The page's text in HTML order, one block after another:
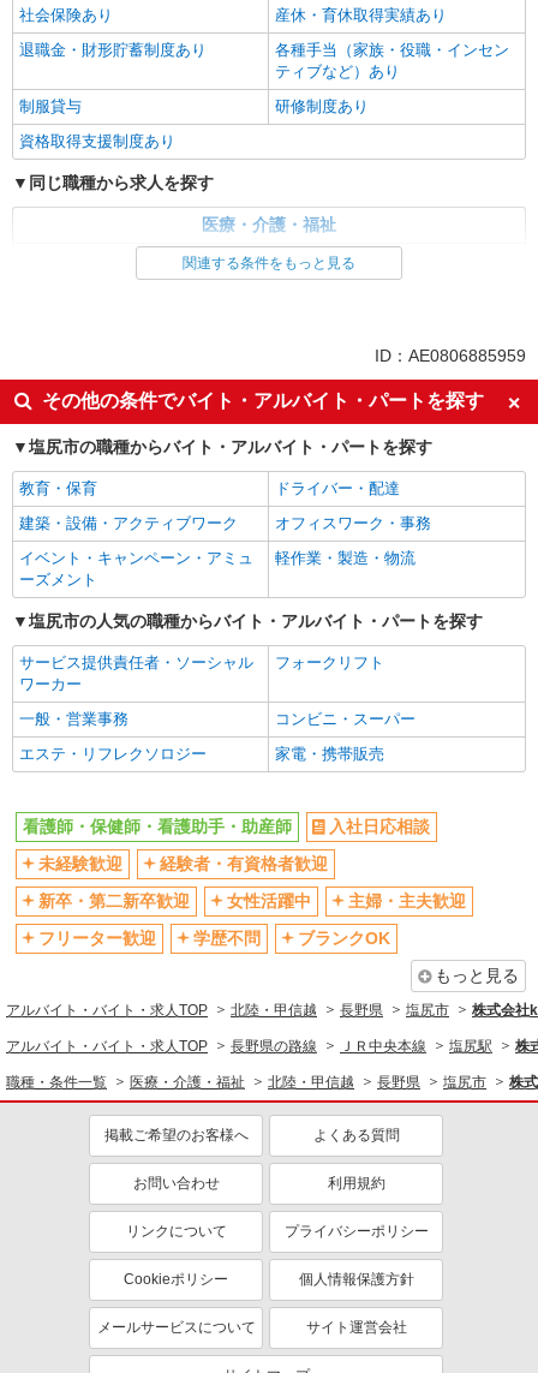
社会保険あり
産休・育休取得実績あり
退職金・財形貯蓄制度あり
各種手当（家族・役職・インセン
ティブなど）あり
制服貸与
研修制度あり
資格取得支援制度あり
同じ職種から求人を探す
医療・介護・福祉
看護師・保健師・看護助手・助産師
ボーナス・賞与あり
車通勤OK
交通費支給
社会保険あり
産休・育休取得実績あり
関連する条件をもっと見る
ID：AE0806885959
その他の条件でバイト・アルバイト・パートを探す
塩尻市の職種からバイト・アルバイト・パートを探す
教育・保育
ドライバー・配達
建築・設備・アクティブワーク
オフィスワーク・事務
イベント・キャンペーン・アミュ
ーズメント
軽作業・製造・物流
塩尻市の人気の職種からバイト・アルバイト・パートを探す
サービス提供責任者・ソーシャル
ワーカー
フォークリフト
一般・営業事務
コンビニ・スーパー
エステ・リフレクソロジー
家電・携帯販売
看護師・保健師・看護助手・助産師
入社日応相談
未経験歓迎
経験者・有資格者歓迎
新卒・第二新卒歓迎
女性活躍中
主婦・主夫歓迎
フリーター歓迎
学歴不問
ブランクOK
もっと見る
アルバイト・バイト・求人TOP 北陸・甲信越 長野県 塩尻市 株式会社
アルバイト・バイト・求人TOP 長野県の路線 ＪＲ中央本線 塩尻駅 株
職種・条件一覧 医療・介護・福祉 北陸・甲信越 長野県 塩尻市 株
掲載ご希望のお客様へ よくある質問
お問い合わせ 利用規約
リンクについて プライバシーポリシー
Cookieポリシー 個人情報保護方針
メールサービスについて サイト運営会社